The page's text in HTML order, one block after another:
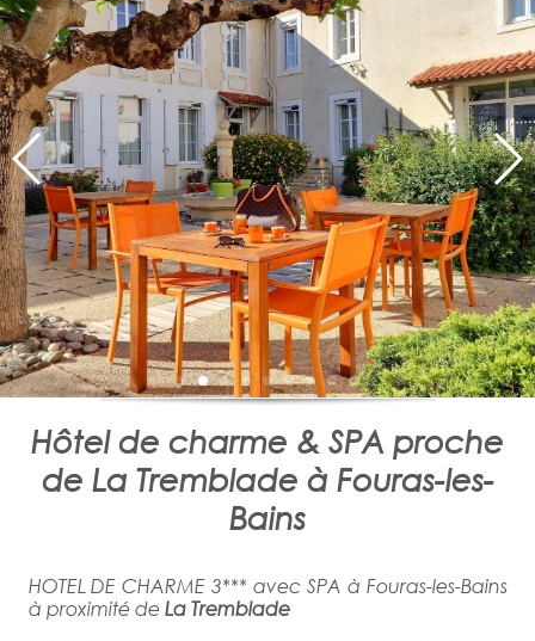
Hôtel de charme & SPA proche
de La Tremblade à Fouras-les-
Bains
HOTEL DE CHARME 3*** avec SPA à Fouras-les-Bains
à proximité de La Tremblade